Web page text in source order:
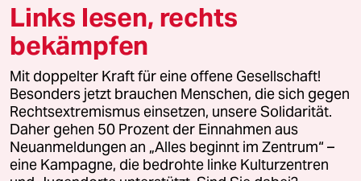
© 2026 taz Verlags und Vertriebs GmbH
Alle Rechte vorbehalten. Bei rechtlichen Fragen oder für Genehmigungen
wenden Sie sich bitte an
lizenzen@taz.de
Feedback Redaktionsstatut Kommune-Richtlinien
Leitlinie Informant Datenschutz Impressum AGB
Links lesen, rechts
bekämpfen
Mit doppelter Kraft für eine offene Gesellschaft!
Besonders jetzt brauchen Menschen, die sich gegen
Rechtsextremismus einsetzen, unsere Solidarität.
Daher gehen 50 Prozent der Einnahmen aus
Neuanmeldungen an „Alles beginnt im Zentrum“ –
eine Kampagne, die bedrohte linke Kulturzentren